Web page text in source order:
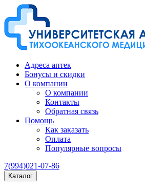
Адреса аптек
Бонусы и скидки
О компании
О компании
Контакты
Обратная связь
Помощь
Как заказать
Оплата
Популярные вопросы
7(994)021-07-86
Каталог